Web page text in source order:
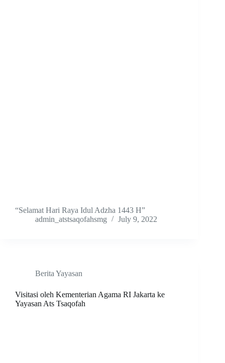
“Selamat Hari Raya Idul Adzha 1443 H”
admin_atstsaqofahsmg
July 9, 2022
Berita Yayasan
Visitasi oleh Kementerian Agama RI Jakarta ke
Yayasan Ats Tsaqofah